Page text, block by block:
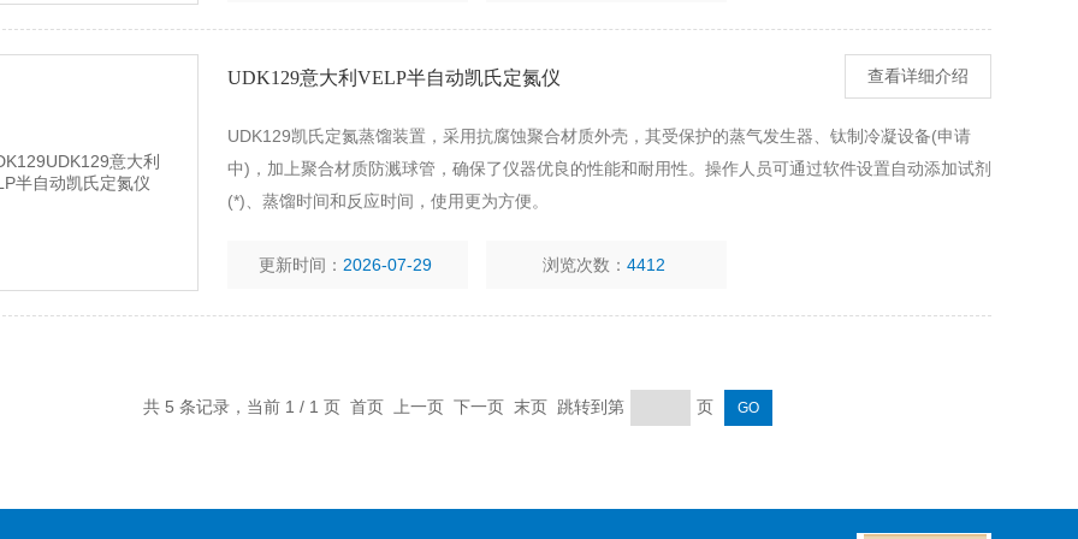
UDK129意大利VELP半自动凯氏定氮仪 查看详细介绍
UDK129凯氏定氮蒸馏装置，采用抗腐蚀聚合材质外壳，其受保护的蒸气发生器、钛制冷凝设备(申请
中)，加上聚合材质防溅球管，确保了仪器优良的性能和耐用性。操作人员可通过软件设置自动添加试剂
(*)、蒸馏时间和反应时间，使用更为方便。
更新时间： 2026-07-29 浏览次数：4412
共 5 条记录，当前 1 / 1 页 首页 上一页 下一页 末页 跳转到第 页